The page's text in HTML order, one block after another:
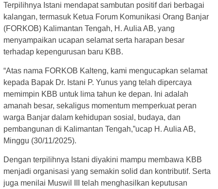
Terpilihnya Istani mendapat sambutan positif dari berbagai
kalangan, termasuk Ketua Forum Komunikasi Orang Banjar
(FORKOB) Kalimantan Tengah, H. Aulia AB, yang
menyampaikan ucapan selamat serta harapan besar
terhadap kepengurusan baru KBB.
“Atas nama FORKOB Kalteng, kami mengucapkan selamat
kepada Bapak Dr. Istani P. Yunus yang telah dipercaya
memimpin KBB untuk lima tahun ke depan. Ini adalah
amanah besar, sekaligus momentum memperkuat peran
warga Banjar dalam kehidupan sosial, budaya, dan
pembangunan di Kalimantan Tengah,”ucap H. Aulia AB,
Minggu (30/11/2025).
Dengan terpilihnya Istani diyakini mampu membawa KBB
menjadi organisasi yang semakin solid dan kontributif. Serta
juga menilai Muswil III telah menghasilkan keputusan